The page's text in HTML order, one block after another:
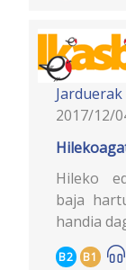
Jarduerak
2017/12/
Hileko
baja
handia
B2 B1